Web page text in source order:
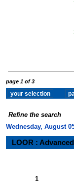
page 1 of 3
Refine the search
Wednesday, August
LOOR :
1